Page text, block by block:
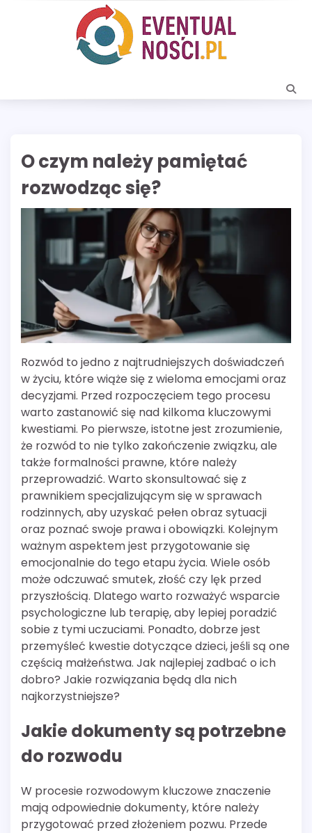
O czym należy pamiętać
rozwodząc się?
Rozwód to jedno z najtrudniejszych doświadczeń
w życiu, które wiąże się z wieloma emocjami oraz
decyzjami. Przed rozpoczęciem tego procesu
warto zastanowić się nad kilkoma kluczowymi
kwestiami. Po pierwsze, istotne jest zrozumienie,
że rozwód to nie tylko zakończenie związku, ale
także formalności prawne, które należy
przeprowadzić. Warto skonsultować się z
prawnikiem specjalizującym się w sprawach
rodzinnych, aby uzyskać pełen obraz sytuacji
oraz poznać swoje prawa i obowiązki. Kolejnym
ważnym aspektem jest przygotowanie się
emocjonalnie do tego etapu życia. Wiele osób
może odczuwać smutek, złość czy lęk przed
przyszłością. Dlatego warto rozważyć wsparcie
psychologiczne lub terapię, aby lepiej poradzić
sobie z tymi uczuciami. Ponadto, dobrze jest
przemyśleć kwestie dotyczące dzieci, jeśli są one
częścią małżeństwa. Jak najlepiej zadbać o ich
dobro? Jakie rozwiązania będą dla nich
najkorzystniejsze?
Jakie dokumenty są potrzebne
do rozwodu
W procesie rozwodowym kluczowe znaczenie
mają odpowiednie dokumenty, które należy
przygotować przed złożeniem pozwu. Przede